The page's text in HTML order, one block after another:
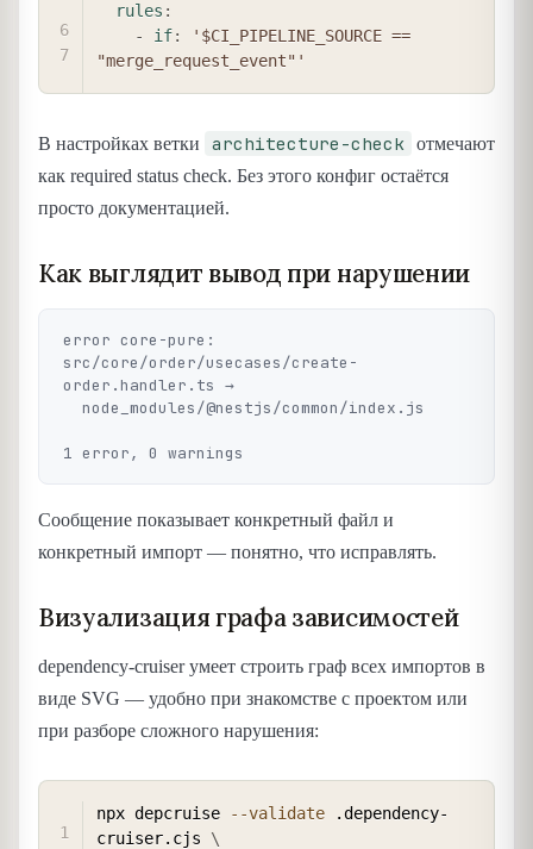
rules :
-
if:
'$CI_PIPELINE_SOURCE ==
"merge_request_event"'
В настройках ветки architecture-check отмечают
как required status check. Без этого конфиг остаётся
просто документацией.
Как выглядит вывод при нарушении
error core-pure:
src/core/order/usecases/create-
order.handler.ts →
Сообщение показывает конкретный файл и
конкретный импорт — понятно, что исправлять.
Визуализация графа зависимостей
dependency-cruiser умеет строить граф всех импортов в
виде SVG — удобно при знакомстве с проектом или
при разборе сложного нарушения:
npx depcruise --validate .dependency-
cruiser.cjs \